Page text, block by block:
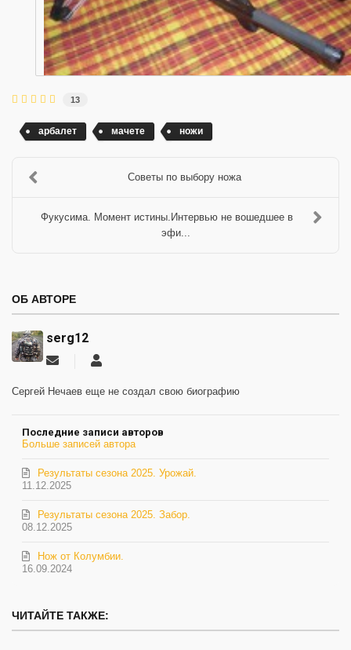
13
арбалет мачете ножи
Советы по выбору ножа
Фукусима. Момент истины.Интервью не вошедшее в
эфи...
ОБ АВТОРЕ
serg12
Подписаться
обновление
serg12
Сергей Нечаев еще не создал свою биографию
Последние записи авторов
Больше записей автора
11.12.2025
Результаты сезона 2025. Урожай.
08.12.2025
Результаты сезона 2025. Забор.
16.09.2024
Нож от Колумбии.
ЧИТАЙТЕ ТАКЖЕ: